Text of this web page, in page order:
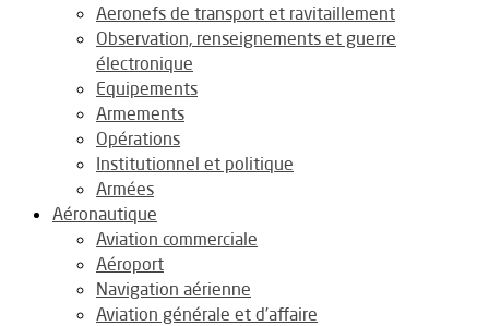
Aeronefs de transport et ravitaillement
Observation, renseignements et guerre
électronique
Equipements
Armements
Opérations
Institutionnel et politique
Armées
Aéronautique
Aviation commerciale
Aéroport
Navigation aérienne
Aviation générale et d’affaire